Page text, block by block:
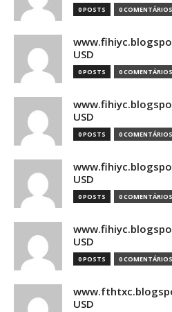
0 POSTS 0 COMENTÁRIOS
USD
0 POSTS 0 COMENTÁRIOS
USD
0 POSTS 0 COMENTÁRIOS
USD
0 POSTS 0 COMENTÁRIOS
USD
0 POSTS 0 COMENTÁRIOS
USD